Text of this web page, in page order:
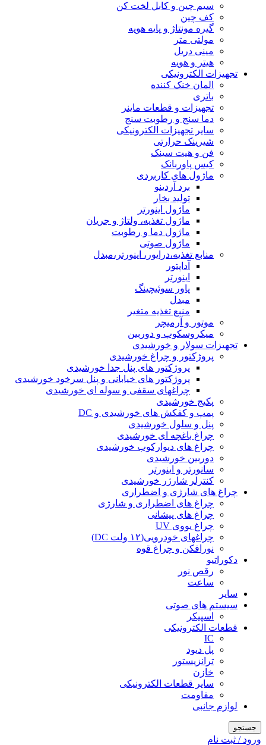
سیم چین و کابل لخت کن
کف چین
گیره مونتاژ و پایه هویه
مولتی متر
مینی دریل
هیتر و هویه
تجهیزات الکترونیکی
المان خنک کننده
باتری
تجهیزات و قطعات ماینر
دما سنج و رطوبت سنج
سایر تجهیزات الکترونیکی
شیرینک حرارتی
فن و هیت سینک
کیس پاوربانک
ماژول های کاربردی
برد آردینو
تولید بخار
ماژول اینورتر
ماژول تغذیه، ولتاژ و جریان
ماژول دما و رطوبت
ماژول صوتی
منابع تغذیه،درایور، اینورتر،مبدل
آداپتور
اینورتر
پاور سوئیچینگ
مبدل
منبع تغذیه متغیر
موتور و آرمیچر
میکروسکوپ و دوربین
تجهیزات سولار و خورشیدی
پروژکتور و چراغ خورشیدی
پروژکتور های پنل جدا خورشیدی
پروژکتور های خیابانی و پنل سرخود خورشیدی
چراغهای سقفی و سوله ای خورشیدی
پکیج خورشیدی
پمپ و کفکش های خورشیدی و DC
پنل و سلول خورشیدی
چراغ باغچه ای خورشیدی
چراغ های دیوارکوب خورشیدی
دوربین خورشیدی
سانورتر و اینورتر
کنترلر شارژر خورشیدی
چراغ های شارژی و اضطراری
چراغ های اضطراری و شارژی
چراغ های پیشانی
چراغ یووی UV
چراغهای خودرویی(۱۲ ولت DC)
نورافکن و چراغ قوه
دکوراتیو
رقص نور
ساعت
سایر
سیستم های صوتی
اسپیکر
قطعات الکترونیکی
IC
پل دیود
ترانزیستور
خازن
سایر قطعات الکترونیکی
مقاومت
لوازم جانبی
جستجو
ورود / ثبت نام